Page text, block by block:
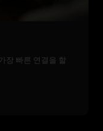
장 빠른 연결을 할